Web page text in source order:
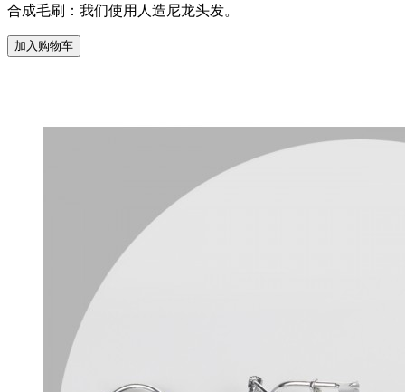
合成毛刷：我们使用人造尼龙头发。
加入购物车